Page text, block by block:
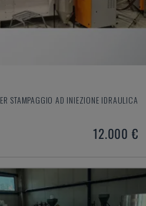
STAMPAGGIO AD INIEZIONE IDRAULICA
12.000 €